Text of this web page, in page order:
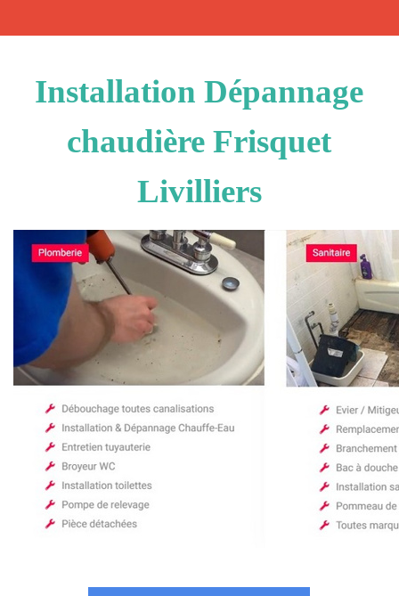
Installation Dépannage
chaudière Frisquet
Livilliers